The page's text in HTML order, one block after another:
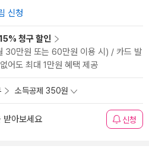
신청
청구 할인
30만원 또는 60만원 이용 시) / 카드 발
어도 최대 1만원 혜택 제공
소득공제 350원
받아보세요 신청